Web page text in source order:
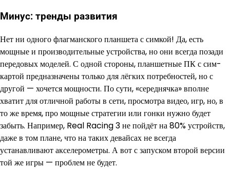
Минус: тренды развития
Нет ни одного флагманского планшета с симкой! Да, есть
мощные и производительные устройства, но они всегда позади
передовых моделей. С одной стороны, планшетные ПК с сим-
картой предназначены только для лёгких потребностей, но с
другой — хочется мощности. По сути, «середнячка» вполне
хватит для отличной работы в сети, просмотра видео, игр, но, в
то же время, про мощные стратегии или гонки нужно будет
забыть. Например, Real Racing 3 не пойдёт на 80% устройств,
даже в том плане, что на таких девайсах не всегда
устанавливают акселерометры. А вот с запуском второй версии
той же игры — проблем не будет.